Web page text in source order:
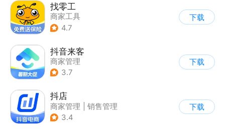
找零工
商家工具
4.7
下载
抖音来客
商家管理
3.7
下载
抖店
商家管理
销售管理
3.4
下载